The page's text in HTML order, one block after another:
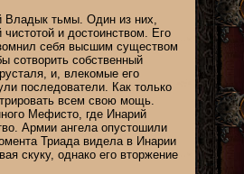
Владык тьмы. Один из них,
и достоинством. Его
себя высшим существом
сотворить собственный
и, влекомые его
последователи. Как только
всем свою мощь.
Мефисто, где Инарий
Армии ангела опустошили
Триада видела в Инарии
скуку, однако его вторжение